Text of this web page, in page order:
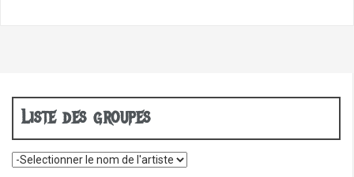
Liste des groupes